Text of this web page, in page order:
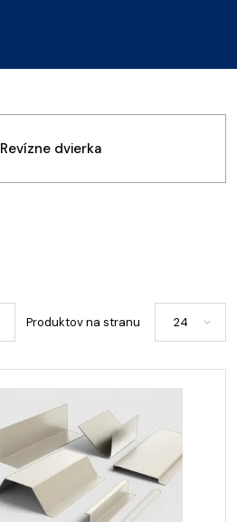
Revízne dvierka
Produktov na stranu